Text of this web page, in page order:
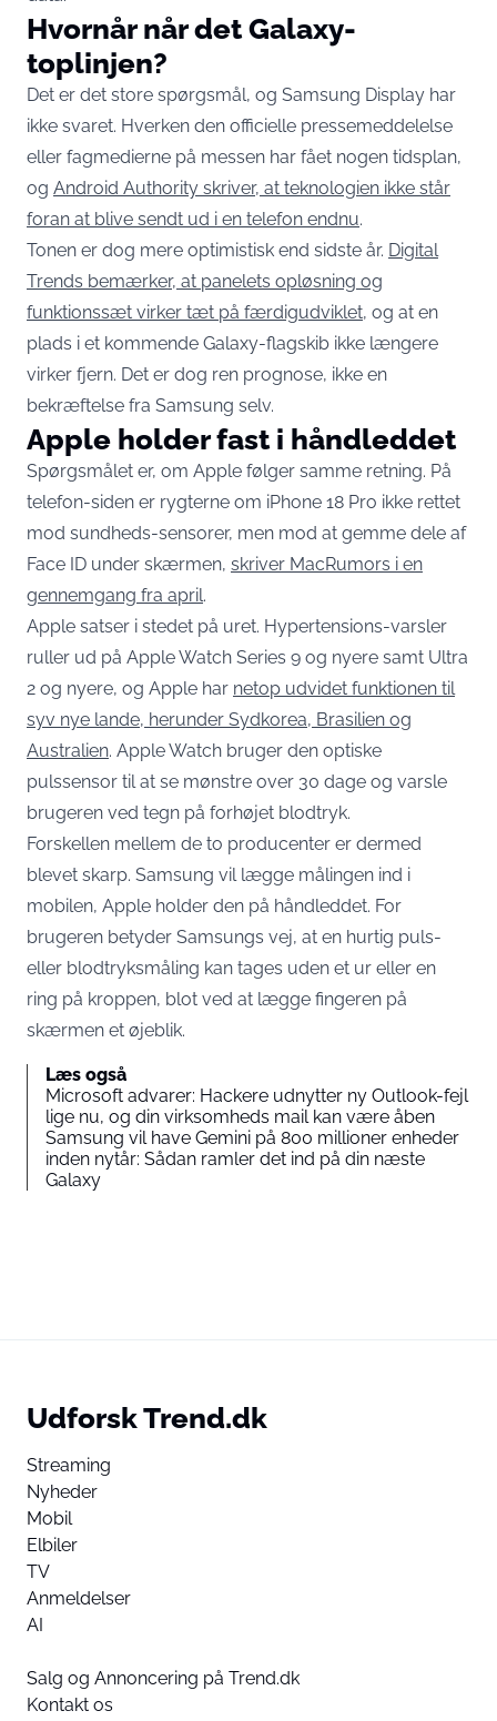
Hvornår når det Galaxy-
toplinjen?
Det er det store spørgsmål, og Samsung Display har
ikke svaret. Hverken den officielle pressemeddelelse
eller fagmedierne på messen har fået nogen tidsplan,
og Android Authority skriver, at teknologien ikke står
foran at blive sendt ud i en telefon endnu.
Tonen er dog mere optimistisk end sidste år. Digital
Trends bemærker, at panelets opløsning og
funktionssæt virker tæt på færdigudviklet, og at en
plads i et kommende Galaxy-flagskib ikke længere
virker fjern. Det er dog ren prognose, ikke en
bekræftelse fra Samsung selv.
Apple holder fast i håndleddet
Spørgsmålet er, om Apple følger samme retning. På
telefon-siden er rygterne om iPhone 18 Pro ikke rettet
mod sundheds-sensorer, men mod at gemme dele af
Face ID under skærmen, skriver MacRumors i en
gennemgang fra april.
Apple satser i stedet på uret. Hypertensions-varsler
ruller ud på Apple Watch Series 9 og nyere samt Ultra
2 og nyere, og Apple har netop udvidet funktionen til
syv nye lande, herunder Sydkorea, Brasilien og
Australien. Apple Watch bruger den optiske
pulssensor til at se mønstre over 30 dage og varsle
brugeren ved tegn på forhøjet blodtryk.
Forskellen mellem de to producenter er dermed
blevet skarp. Samsung vil lægge målingen ind i
mobilen, Apple holder den på håndleddet. For
brugeren betyder Samsungs vej, at en hurtig puls-
eller blodtryksmåling kan tages uden et ur eller en
ring på kroppen, blot ved at lægge fingeren på
skærmen et øjeblik.
Læs også
Microsoft advarer: Hackere udnytter ny Outlook-fejl
lige nu, og din virksomheds mail kan være åben
Samsung vil have Gemini på 800 millioner enheder
inden nytår: Sådan ramler det ind på din næste
Galaxy
Udforsk Trend.dk
Streaming
Nyheder
Mobil
Elbiler
TV
Anmeldelser
AI
Salg og Annoncering på Trend.dk
Kontakt os